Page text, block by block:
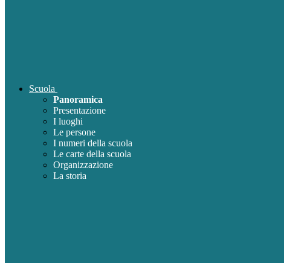
Scuola
Panoramica
Presentazione
I luoghi
Le persone
I numeri della scuola
Le carte della scuola
Organizzazione
La storia